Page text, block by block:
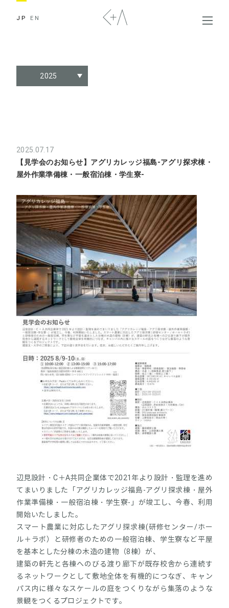
JP EN
2025
2025.07.17
【見学会のお知らせ】アグリカレッジ福島-アグリ探求棟・
屋外作業準備棟・一般宿泊棟・学生寮-
辺見設計・C＋A共同企業体で2021年より設計・監理を進め
てまいりました「アグリカレッジ福島-アグリ探求棟・屋外
作業準備棟・一般宿泊棟・学生寮-」が竣工し、今春、利用
開始いたしました。
スマート農業に対応したアグリ探求棟(研修センター/ホー
ル＋ラボ）と研修者のための一般宿泊棟、学生寮など平屋
を基本とした分棟の木造の建物（8棟）が、
建築の軒先と各棟へのびる渡り廊下が既存校舎から連続す
るネットワークとして敷地全体を有機的につなぎ、キャン
パス内に様々なスケールの庭をつくりながら集落のような
景観をつくるプロジェクトです。